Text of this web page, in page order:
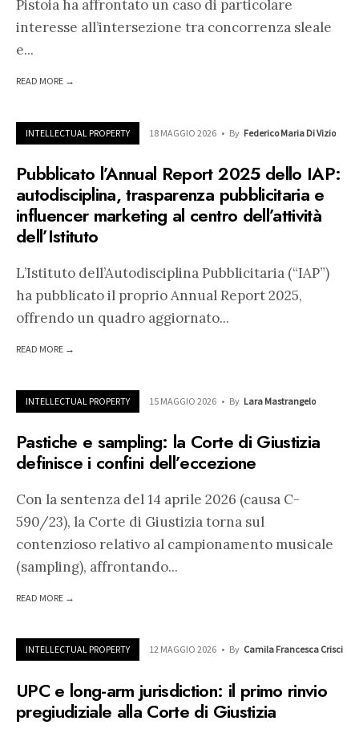
Pistoia ha affrontato un caso di particolare
interesse all’intersezione tra concorrenza sleale
e...
READ MORE →
INTELLECTUAL PROPERTY 18 MAGGIO 2026 • By Federico Maria Di Vizio
Pubblicato l’Annual Report 2025 dello IAP:
autodisciplina, trasparenza pubblicitaria e
influencer marketing al centro dell’attività
dell’Istituto
L’Istituto dell’Autodisciplina Pubblicitaria (“IAP”)
ha pubblicato il proprio Annual Report 2025,
offrendo un quadro aggiornato...
READ MORE →
INTELLECTUAL PROPERTY 15 MAGGIO 2026 • By Lara Mastrangelo
Pastiche e sampling: la Corte di Giustizia
definisce i confini dell’eccezione
Con la sentenza del 14 aprile 2026 (causa C-
590/23), la Corte di Giustizia torna sul
contenzioso relativo al campionamento musicale
(sampling), affrontando...
READ MORE →
INTELLECTUAL PROPERTY 12 MAGGIO 2026 • By Camila Francesca Crisci
UPC e long-arm jurisdiction: il primo rinvio
pregiudiziale alla Corte di Giustizia